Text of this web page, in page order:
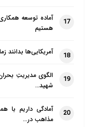
17
آماده توسعه
هستیم
18 آمریکایی‌ها
19
الگوی مدیریتِ
شهید…
20
آمادگی داریم با
مذاهب در…